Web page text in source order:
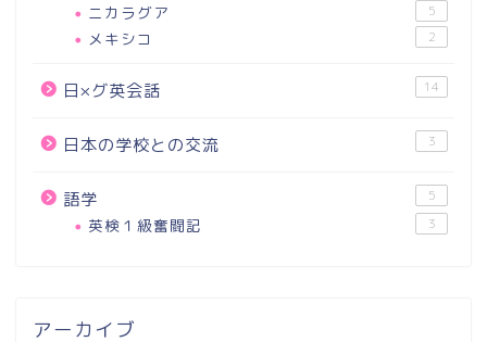
ニカラグア 5
メキシコ 2
日×グ英会話 14
日本の学校との交流 3
語学 5
英検１級奮闘記 3
アーカイブ